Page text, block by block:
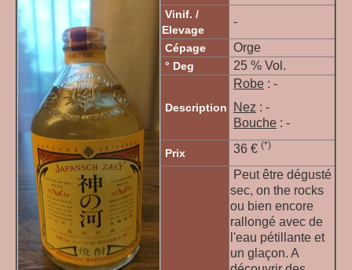
Vinif. /
Elevage
-
Cépage Orge
° Deg 25 % Vol.
Description
Robe : -
Nez : -
Bouche : -
Prix 36 € (*)
Peut être dégusté
sec, on the rocks
ou bien encore
rallongé avec de
l'eau pétillante et
un glaçon. A